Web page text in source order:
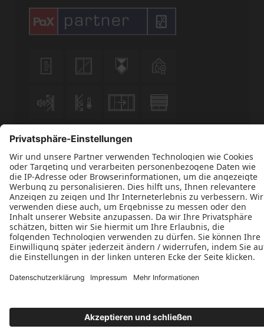
  
   
  
Datenschutz Impressum Kontakt
AGBs
Schreinerei Weber GmbH © 2026